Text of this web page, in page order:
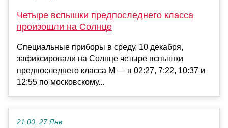
Четыре вспышки предпоследнего класса
произошли на Солнце
Специальные приборы в среду, 10 декабря,
зафиксировали на Солнце четыре вспышки
предпоследнего класса M — в 02:27, 7:22, 10:37 и
12:55 по московскому...
21:00, 27 Янв